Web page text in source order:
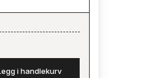
i handlekurv